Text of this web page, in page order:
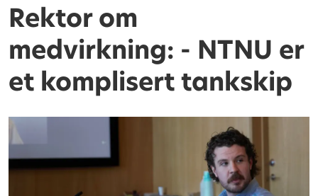
Rektor om
medvirkning: - NTNU er
et komplisert tankskip